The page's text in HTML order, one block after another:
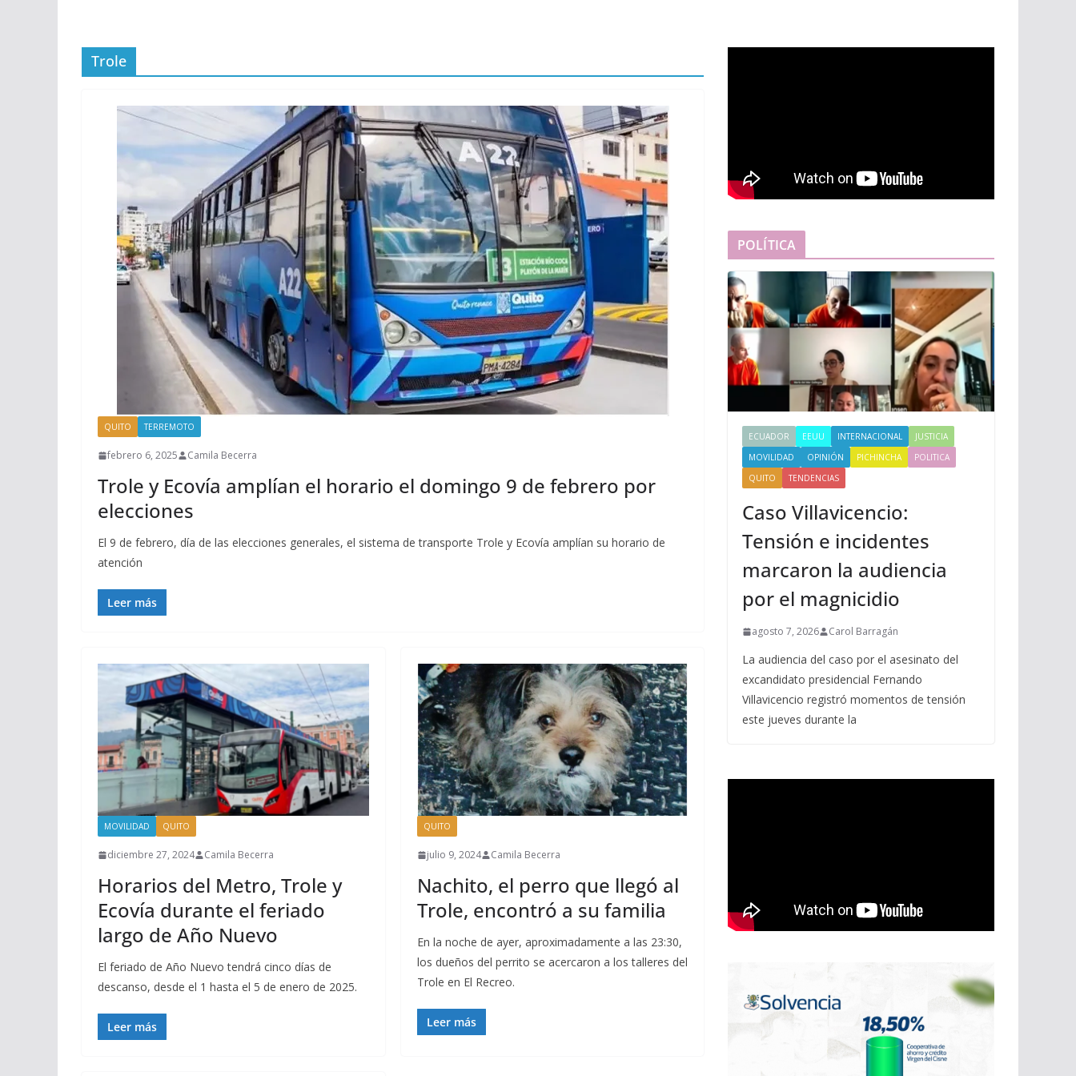
Trole
QUITO TERREMOTO
febrero 6, 2025 Camila Becerra
Trole y Ecovía amplían el horario el domingo 9 de febrero por
elecciones
El 9 de febrero, día de las elecciones generales, el sistema de transporte Trole y Ecovía amplían su horario de
atención
Leer más
MOVILIDAD QUITO
diciembre 27, 2024 Camila Becerra
Horarios del Metro, Trole y
Ecovía durante el feriado
largo de Año Nuevo
El feriado de Año Nuevo tendrá cinco días de
descanso, desde el 1 hasta el 5 de enero de 2025.
Leer más
QUITO
julio 9, 2024 Camila Becerra
Nachito, el perro que llegó al
Trole, encontró a su familia
En la noche de ayer, aproximadamente a las 23:30,
los dueños del perrito se acercaron a los talleres del
Trole en El Recreo.
Leer más
POLÍTICA
ECUADOR EEUU INTERNACIONAL
JUSTICIA
MOVILIDAD
OPINIÓN PICHINCHA
POLITICA
QUITO
TENDENCIAS
Caso Villavicencio:
Tensión e incidentes
marcaron la audiencia
por el magnicidio
agosto 7, 2026 Carol Barragán
La audiencia del caso por el asesinato del
excandidato presidencial Fernando
Villavicencio registró momentos de tensión
este jueves durante la